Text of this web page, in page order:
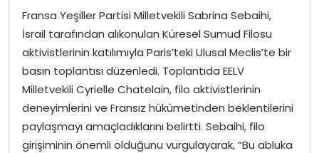
SIYASET
EĞITIM
YAŞAM
Fransa Yeşiller Partisi Milletvekili Sabrina Sebaihi,
İsrail tarafından alıkonulan Küresel Sumud Filosu
aktivistlerinin katılımıyla Paris’teki Ulusal Meclis’te bir
basın toplantısı düzenledi. Toplantıda EELV
Milletvekili Cyrielle Chatelain, filo aktivistlerinin
deneyimlerini ve Fransız hükümetinden beklentilerini
paylaşmayı amaçladıklarını belirtti. Sebaihi, filo
girişiminin önemli olduğunu vurgulayarak, “Bu abluka